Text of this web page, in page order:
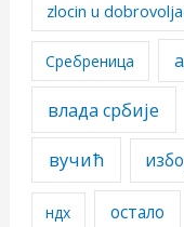
zlocin u
Сребреница
влада србије
вучић
ндх остало